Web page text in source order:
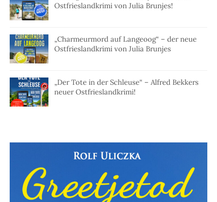
Ostfrieslandkrimi von Julia Brunjes!
„Charmeurmord auf Langeoog“ – der neue
Ostfrieslandkrimi von Julia Brunjes
„Der Tote in der Schleuse“ – Alfred Bekkers
neuer Ostfrieslandkrimi!